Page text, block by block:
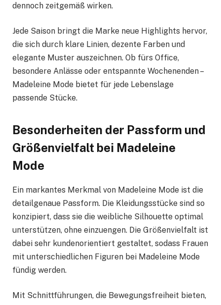
dennoch zeitgemäß wirken.
Jede Saison bringt die Marke neue Highlights hervor,
die sich durch klare Linien, dezente Farben und
elegante Muster auszeichnen. Ob fürs Office,
besondere Anlässe oder entspannte Wochenenden –
Madeleine Mode bietet für jede Lebenslage
passende Stücke.
Besonderheiten der Passform und
Größenvielfalt bei Madeleine
Mode
Ein markantes Merkmal von Madeleine Mode ist die
detailgenaue Passform. Die Kleidungsstücke sind so
konzipiert, dass sie die weibliche Silhouette optimal
unterstützen, ohne einzuengen. Die Größenvielfalt ist
dabei sehr kundenorientiert gestaltet, sodass Frauen
mit unterschiedlichen Figuren bei Madeleine Mode
fündig werden.
Mit Schnittführungen, die Bewegungsfreiheit bieten,